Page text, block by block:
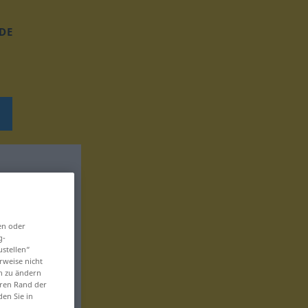
DE
oder
nicht
zu ändern
Rand der
Sie in